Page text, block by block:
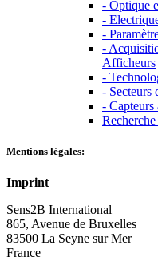
- Optique
-
-
-
Afficheurs
-
- Secteurs
-
Mentions légales:
Imprint
Sens2B International
865, Avenue de Bruxelles
83500 La Seyne sur Mer
France